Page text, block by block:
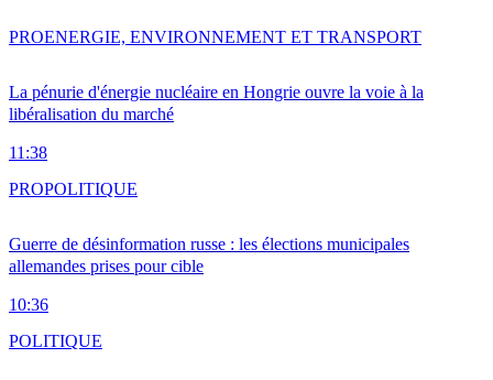
La pénurie d'énergie nucléaire en Hongrie ouvre la voie à la
libéralisation du marché
11:38
PROENERGIE, ENVIRONNEMENT ET TRANSPORT
Guerre de désinformation russe : les élections municipales
allemandes prises pour cible
10:36
PROPOLITIQUE
POLITIQUE